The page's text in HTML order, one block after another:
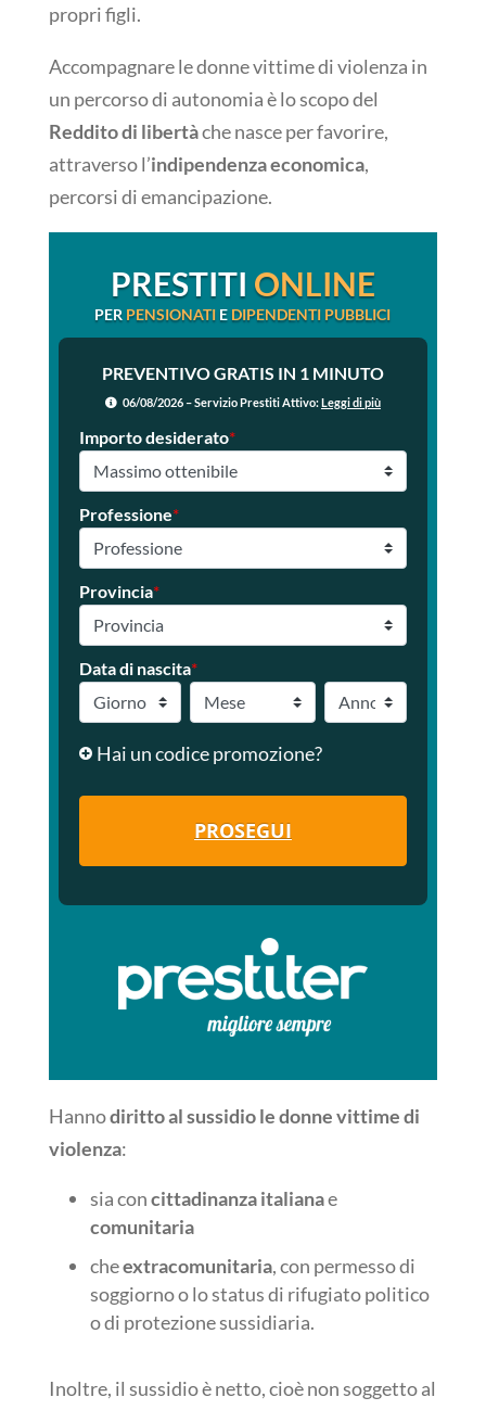
propri figli.
Accompagnare le donne vittime di violenza in
un percorso di autonomia è lo scopo del
Reddito di libertàche nasce per favorire,
attraverso l’indipendenzaeconomica,
percorsi di emancipazione.
PRESTITI ONLINE
PER PENSIONATI E DIPENDENTI PUBBLICI
PREVENTIVO GRATIS IN 1 MINUTO
06/08/2026 – Servizio Prestiti Attivo:Leggi di più
Importo desiderato*
Professione*
Provincia*
Data di nascita*
Hai un codice promozione?
PROSEGUI
Hannodiritto al sussidio le donne vittime di
violenza:
sia concittadinanza italianae
comunitaria
cheextracomunitaria, con permesso di
soggiorno o lo status di rifugiato politico
o di protezione sussidiaria.
Inoltre, il sussidio è netto, cioè non soggetto al